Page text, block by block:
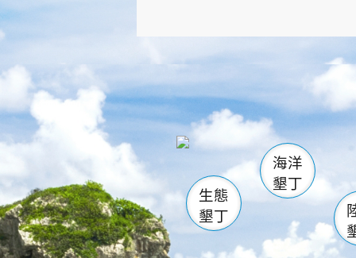
龜山 海生館
恆春
龍鑾潭自
瓊麻館
關山
白砂
生態
墾丁
海洋
墾丁